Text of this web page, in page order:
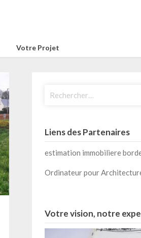
Votre Projet
Liens des Partenaires
estimation immobiliere
Ordinateur pour
Votre vision, notre